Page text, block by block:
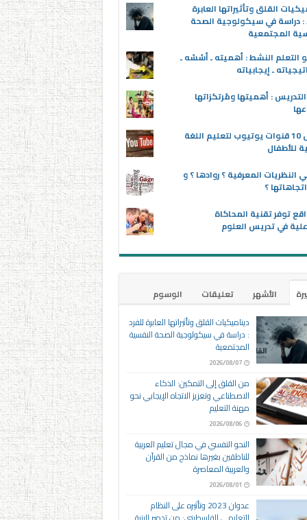
القلق وتأثيراتها العابرة
: دراسة في سيكولوجية الصحة
المجتمعية
التعلم النشط : أهميته ـ أسُسُه ـ
ـ إيجابياته
: أهميتها ومُرتكزاتها
أفضل 10 قنوات يوتيوب لتعليم اللغة
للأطفال
النظريات المعرفية ؟ روادها ؟ و
؟
توفر تقنية المحاكاة
في تدريس العلوم
الأشهر تعليقات
الوسوم
ديناميكيات القلق وتأثيراتها العابرة للفرد
: دراسة في سيكولوجية الصحة النفسية
المجتمعية
2026/08/07
من القلق إلى التمكين: الذكاء
الاصطناعي وتعزيز الاتجاه الإيجابي نحو
مهنة التعليم
2026/08/06
النحو النفسي في مجال تعليم العربية
للناطقين بغيرها نماذج من القرآن
والعربية المعاصرة
2026/08/01
عدوان 2023 وتأثيره على النظام